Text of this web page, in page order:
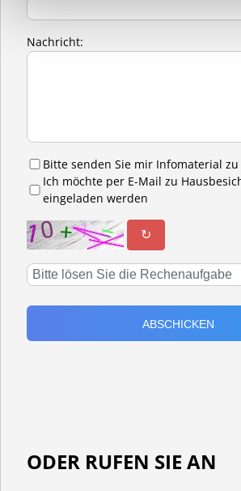
Nachricht:
Bitte senden Sie mir Infomaterial zu
Ich möchte per E-Mail zu
eingeladen werden
↻
ODER RUFEN SIE AN